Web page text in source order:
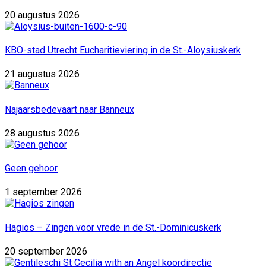
20 augustus 2026
KBO-stad Utrecht Eucharitieviering in de St.-Aloysiuskerk
21 augustus 2026
Najaarsbedevaart naar Banneux
28 augustus 2026
Geen gehoor
1 september 2026
Hagios – Zingen voor vrede in de St.-Dominicuskerk
20 september 2026